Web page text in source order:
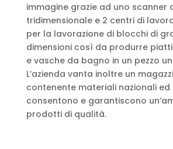
immagine grazie ad uno scanner
tridimensionale e 2 centri di
per la lavorazione di blocchi di
dimensioni così da produrre
e vasche da bagno in un pezzo
L’azienda vanta inoltre un
contenente materiali nazionali ed
consentono e garantiscono
prodotti di qualità.